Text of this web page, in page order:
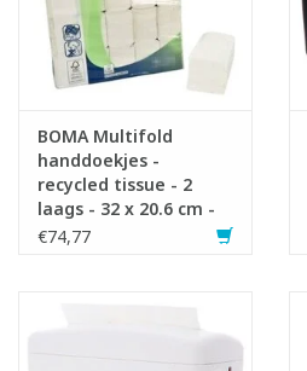
BOMA Multifold
handdoekjes -
recycled tissue - 2
laags - 32 x 20.6 cm -
WIT - 3000 stuks
€74,77